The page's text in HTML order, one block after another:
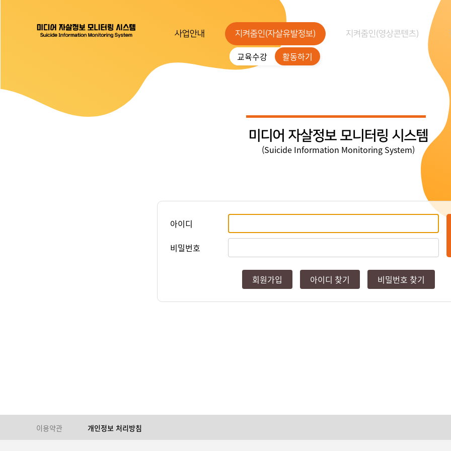
사업안내 지켜줌인(자살유발정보)
교육수강 활동하기
지켜줌인(영상콘텐츠)
미디어 자살정보 모니터링 시스템
(Suicide Information Monitoring System)
아이디
비밀번호
회원가입 아이디 찾기 비밀번호 찾기
이용약관 개인정보 처리방침